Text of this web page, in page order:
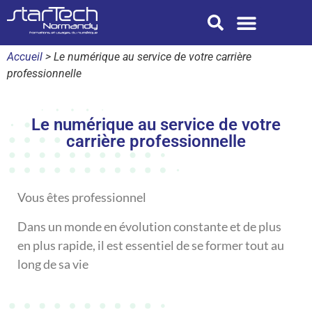
Accueil > Le numérique au service de votre carrière
professionnelle
Le numérique au service de votre
carrière professionnelle
Vous êtes professionnel
Dans un monde en évolution constante et de plus
en plus rapide, il est essentiel de se former tout au
long de sa vie